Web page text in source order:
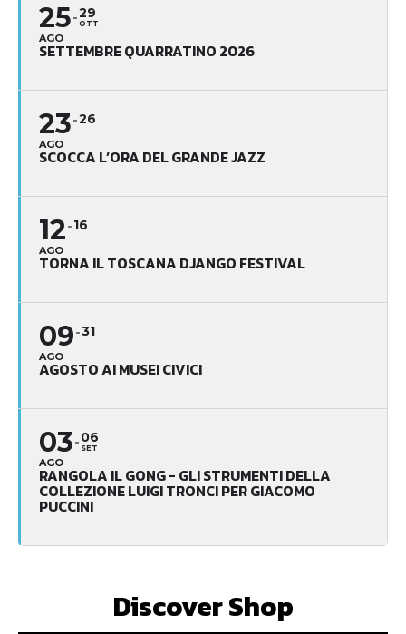
25
AGO
29
OTT
SETTEMBRE QUARRATINO 2026
23
AGO
26
SCOCCA L’ORA DEL GRANDE JAZZ
12
AGO
16
TORNA IL TOSCANA DJANGO FESTIVAL
09
AGO
31
AGOSTO AI MUSEI CIVICI
03
AGO
06
SET
RANGOLA IL GONG - GLI STRUMENTI DELLA
COLLEZIONE LUIGI TRONCI PER GIACOMO
PUCCINI
Discover Shop